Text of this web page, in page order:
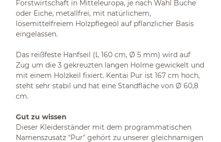
Forstwirtschaft in Mitteleuropa, je nach Wahl Buche
oder Eiche, metallfrei, mit natürlichem,
lösemittelfreiem Holzpflegeöl auf pflanzlicher Basis
eingelassen.
Das reißfeste Hanfseil (L 160 cm, Ø 5 mm) wird auf
Zug um die 3 gekreuzten langen Holme gewickelt und
mit einem Holzkeil fixiert. Kentai Pur ist 167 cm hoch,
steht sehr stabil und hat eine Standfläche von Ø 60,8
cm.
Gut zu wissen
Dieser Kleiderständer mit dem programmatischen
Namenszusatz "Pur" gehört zu unserer gleichnamigen